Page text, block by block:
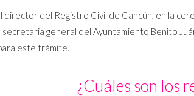
director del Registro Civil de Cancún, en la
general del Ayuntamiento Benito
este trámite.
¿Cuáles son los